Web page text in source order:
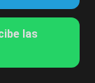
las